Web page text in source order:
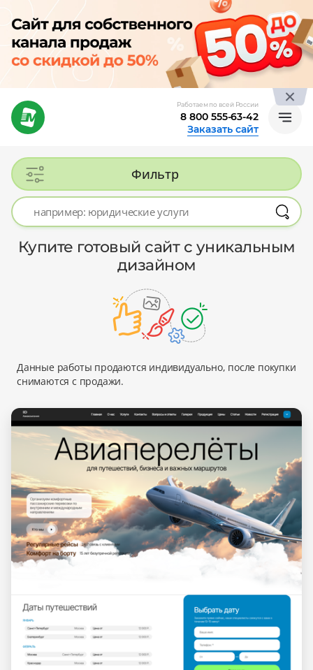
Работаем по всей России
8 800 555-63-42
Заказать сайт
Фильтр
Купите готовый сайт с уникальным
дизайном
Данные работы продаются индивидуально, после покупки
снимаются с продажи.